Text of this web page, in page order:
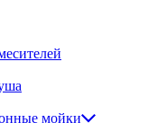
мойки